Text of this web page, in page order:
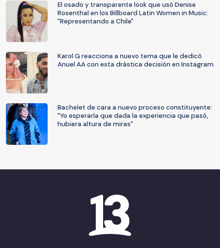
El osado y transparente look que usó Denise
Rosenthal en los Billboard Latin Women in Music:
"Representando a Chile"
Karol G reacciona a nuevo tema que le dedicó
Anuel AA con esta drástica decisión en Instagram
Bachelet de cara a nuevo proceso constituyente:
"Yo esperaría que dada la experiencia que pasó,
hubiera altura de miras"